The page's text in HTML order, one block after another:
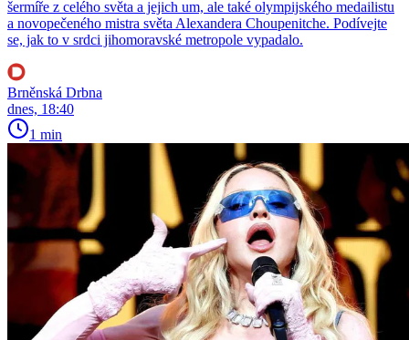
šermíře z celého světa a jejich um, ale také olympijského medailistu
a novopečeného mistra světa Alexandera Choupenitche. Podívejte
se, jak to v srdci jihomoravské metropole vypadalo.
Brněnská Drbna
dnes, 18:40
1 min